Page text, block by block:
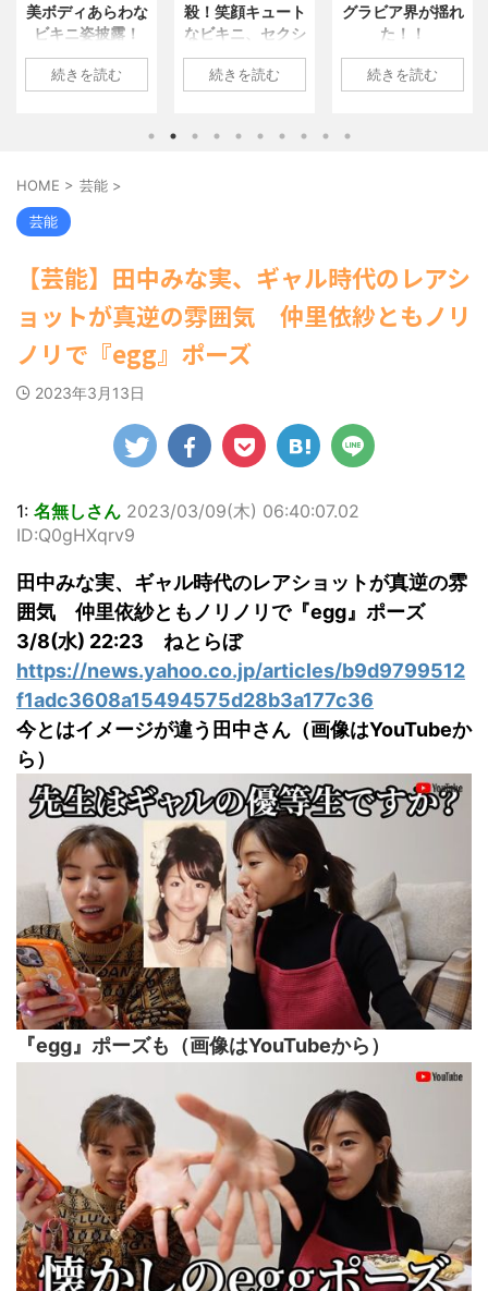
【信長の野望・新生】米問屋をど
ういう時にどこに建てるのかわか... /
(8/29 00:02)
安倍国葬たったの2.5億円に批判
願が死ぬほど / 気になるニュースまと
めアンテナ
(8/29 00:00)
【モバマスSS】志希「苺の美味し
い食べ方。そして雪美と食べる... / 気
00:00)
【速報】スプラトゥーン公式、謝
罪 / 気になるニュースまとめアンテナ
(8/28 23:50)
Powered by livedoor 相互
【悲報】隣家の室外機、限界突破
09:29)
海外「日本よ、お前がナンバーワ
22:36)
22:16)
たアジア人短小男♂、爆笑されて... /
にゅーすなう！ まとめアンテナ
Powered by livedoor 相互
殺！笑顔キュート
なビキニ、セクシ
ーニット、ランジ
ェリー姿披露
NMB48の本郷柚巴
が、漫画誌『ヤン
グアニマル』（白
イト『ヤングアニ
マルWeb』のグラ
ビアに初登場し
ボディを武器に、
中の本郷。 今回、
トが掲載されてお
り、ボディライン
クシーニット姿の
カットから、笑顔
キュートなビキ
を引くランジェリ
ー姿のカットなど
盛りだくさんの内
容となっている。
http://www.rbbto
続きを読む
グラビア界が揺れ
た！！
1: 名無しさん
2022/06/20(月)
「OS☆K」の南み
ゆかさんが、6月
20日発売のマンガ
ガジン」（講談
日生まれの16歳。
今年2月に同誌の表
話題になり、早く
も再登場した。
が揺れた！！」と
紹介され、水着姿
を披露した。 ...
続きを読む
トほか「今まで以
上に攻めた」過去
最高に色っぽ
い“しょこたん”満
1: 名無しさん
ルミライ』（講談
部を売り上げ、
「写真集」で共に2
位にランクインし
た。 【写真18枚】
せ…ほぼ'手ぶら'な
縄でロケを敢行。
本作撮影にあた
り、「スゴい決意
て8キロ（痩せ
た）。デビュー当
時の体重まで ...
続きを読む
HOME > 芸能 >
芸能
【芸能】田中みな実、ギャル時代のレアシ
ョットが真逆の雰囲気 仲里依紗ともノリ
ノリで『egg』ポーズ
2023年3月13日
1: 名無しさん 2023/03/09(木) 06:40:07.02
ID:Q0gHXqrv9
田中みな実、ギャル時代のレアショットが真逆の雰
囲気 仲里依紗ともノリノリで『egg』ポーズ
3/8(水) 22:23 ねとらぼ
https://news.yahoo.co.jp/articles/b9d9799512
f1adc3608a15494575d28b3a177c36
今とはイメージが違う田中さん（画像はYouTubeか
ら）
『egg』ポーズも（画像はYouTubeから）